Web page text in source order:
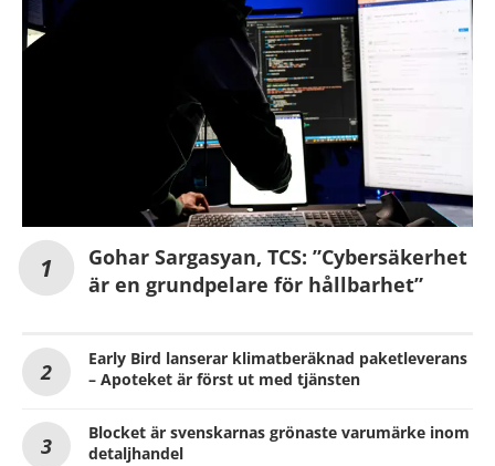
Gohar Sargasyan, TCS: ”Cybersäkerhet
är en grundpelare för hållbarhet”
Early Bird lanserar klimatberäknad paketleverans
– Apoteket är först ut med tjänsten
Blocket är svenskarnas grönaste varumärke inom
detaljhandel